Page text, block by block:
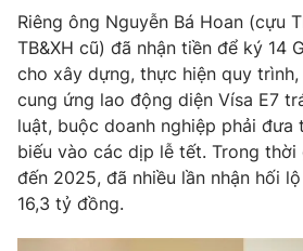
VTV9 VTV8
Liên hệ tòa soạn
Riêng ông Nguyễn Bá Hoan (cựu
TB&XH cũ) đã nhận tiền để ký 14
cho xây dựng, thực hiện quy
cung ứng lao động diện Vísa E7
luật, buộc doanh nghiệp phải đưa
biếu vào các dịp lễ tết. Trong
đến 2025, đã nhiều lần nhận hối
16,3 tỷ đồng.